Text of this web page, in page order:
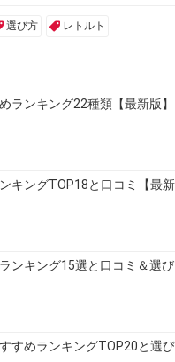
選び方 レトルト
ランキング22種類【最新版】
キングTOP18と口コミ【最新
ンキング15選と口コミ＆選び
すめランキングTOP20と選び